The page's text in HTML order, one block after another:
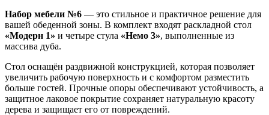
Набор мебели №6 — это стильное и практичное решение для
вашей обеденной зоны. В комплект входят раскладной стол
«Модерн 1» и четыре стула «Немо 3», выполненные из
массива дуба.
Стол оснащён раздвижной конструкцией, которая позволяет
увеличить рабочую поверхность и с комфортом разместить
больше гостей. Прочные опоры обеспечивают устойчивость, а
защитное лаковое покрытие сохраняет натуральную красоту
дерева и защищает его от повреждений.